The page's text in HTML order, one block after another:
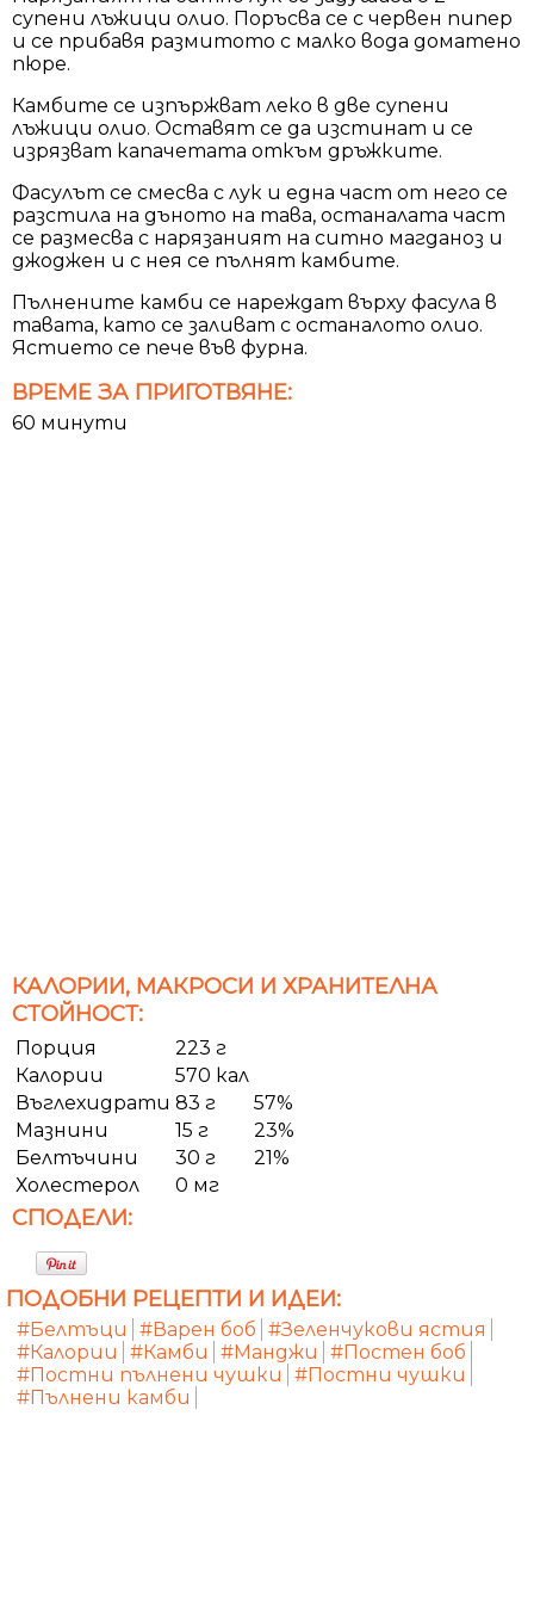
супени лъжици олио. Поръсва се с червен пипер
и се прибавя размитото с малко вода доматено
пюре.
Камбите се изпържват леко в две супени
лъжици олио. Оставят се да изстинат и се
изрязват капачетата откъм дръжките.
Фасулът се смесва с лук и една част от него се
разстила на дъното на тава, останалата част
се размесва с нарязаният на ситно магданоз и
джоджен и с нея се пълнят камбите.
Пълнените камби се нареждат върху фасула в
тавата, като се заливат с останалото олио.
Ястието се пече във фурна.
ВРЕМЕ ЗА ПРИГОТВЯНЕ:
60 минути
КАЛОРИИ, МАКРОСИ И ХРАНИТЕЛНА
СТОЙНОСТ:
Порция
223 г
Калории
570 кал
Въглехидрати 83 г
57%
Мазнини
15 г
23%
Белтъчини
30 г
21%
Холестерол
0 мг
СПОДЕЛИ:
ПОДОБНИ РЕЦЕПТИ И ИДЕИ:
#Белтъци #Варен боб #Зеленчукови ястия
#Калории
#Камби #Манджи
#Постен боб
#Постни пълнени чушки
#Постни чушки
#Пълнени камби